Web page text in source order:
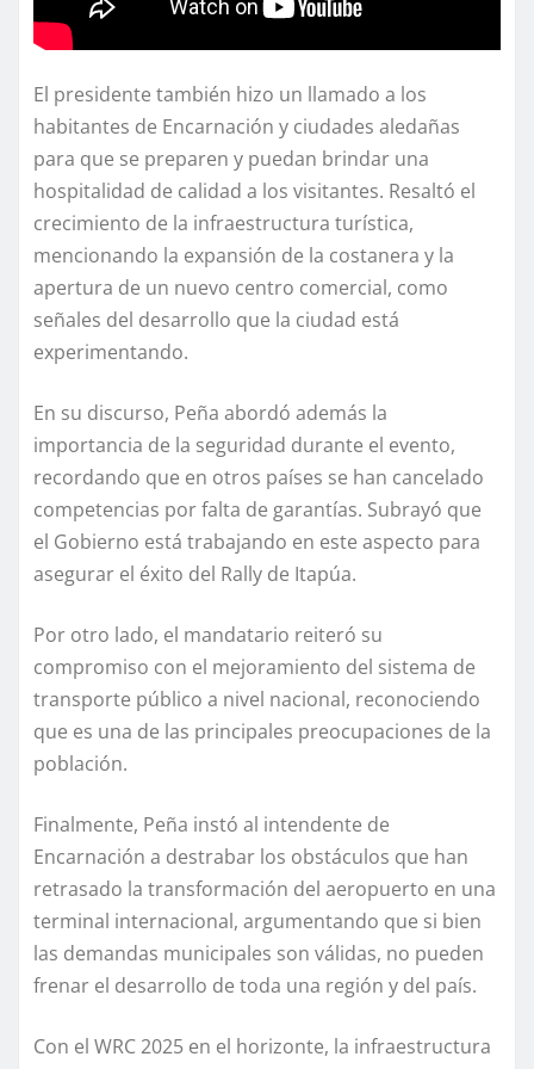
El presidente también hizo un llamado a los
habitantes de Encarnación y ciudades aledañas
para que se preparen y puedan brindar una
hospitalidad de calidad a los visitantes. Resaltó el
crecimiento de la infraestructura turística,
mencionando la expansión de la costanera y la
apertura de un nuevo centro comercial, como
señales del desarrollo que la ciudad está
experimentando.
En su discurso, Peña abordó además la
importancia de la seguridad durante el evento,
recordando que en otros países se han cancelado
competencias por falta de garantías. Subrayó que
el Gobierno está trabajando en este aspecto para
asegurar el éxito del Rally de Itapúa.
Por otro lado, el mandatario reiteró su
compromiso con el mejoramiento del sistema de
transporte público a nivel nacional, reconociendo
que es una de las principales preocupaciones de la
población.
Finalmente, Peña instó al intendente de
Encarnación a destrabar los obstáculos que han
retrasado la transformación del aeropuerto en una
terminal internacional, argumentando que si bien
las demandas municipales son válidas, no pueden
frenar el desarrollo de toda una región y del país.
Con el WRC 2025 en el horizonte, la infraestructura